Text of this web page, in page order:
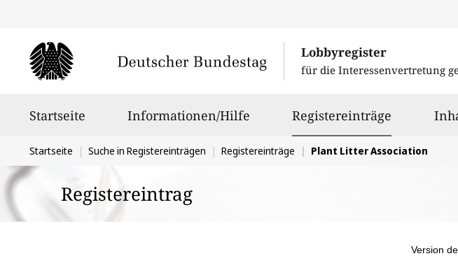
Lobbyregister
für die Interessenvertretung
Startseite Informationen/Hilfe Registereinträge
Sie
befinden
sich
hier:
Startseite Suche in Registereinträgen Registereinträge Plant Litter Association
Registereintrag
Version